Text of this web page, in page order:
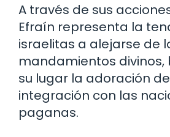
A través de sus
Efraín representa la
israelitas a alejarse de
mandamientos divinos,
su lugar la adoración
integración con las
paganas.